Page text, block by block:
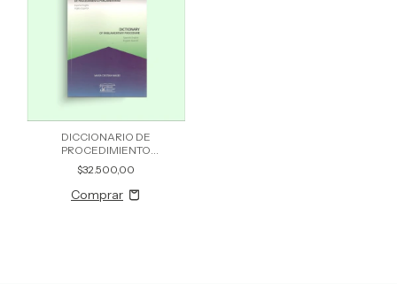
DICCIONARIO DE
PROCEDIMIENTO
PARLAMENTARIO
$32.500,00